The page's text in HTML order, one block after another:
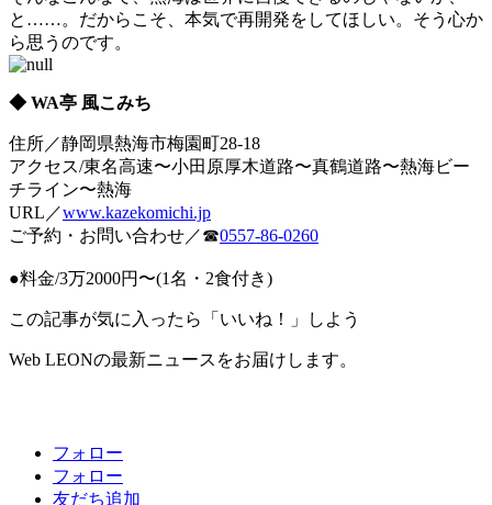
と……。だからこそ、本気で再開発をしてほしい。そう心か
ら思うのです。
◆ WA亭 風こみち
住所／静岡県熱海市梅園町28-18
アクセス/東名高速〜小田原厚木道路〜真鶴道路〜熱海ビー
チライン〜熱海
URL／www.kazekomichi.jp
ご予約・お問い合わせ／☎0557-86-0260
●料金/3万2000円〜(1名・2食付き)
この記事が気に入ったら「いいね！」しよう
Web LEONの最新ニュースをお届けします。
フォロー
フォロー
友だち追加